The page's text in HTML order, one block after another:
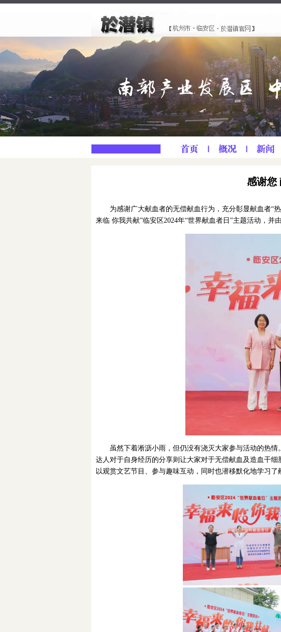
感谢您
为感谢广大献血者的无偿献血行为，充分彰显献血者“
来临 你我共献”临安区2024年“世界献血者日”主题活动，并
虽然下着淅沥小雨，但仍没有浇灭大家参与活动的热
达人对于自身经历的分享则让大家对于无偿献血及造血干
以观赏文艺节目、参与趣味互动，同时也潜移默化地学习了